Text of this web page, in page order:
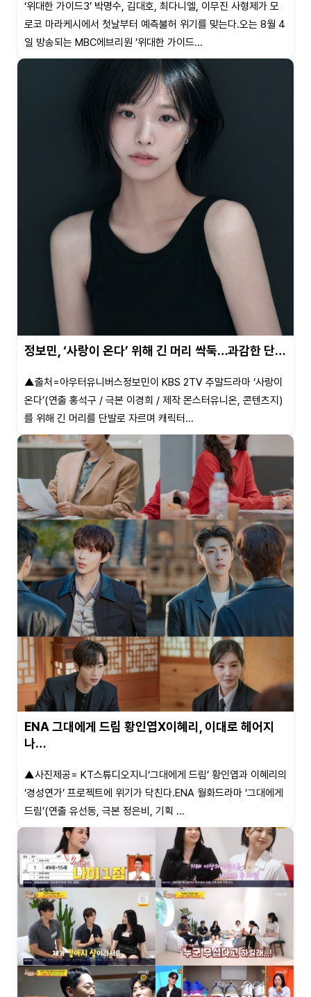
‘위대한 가이드3’ 박명수, 김대호, 최다니엘, 이무진 사형제가 모
로코 마라케시에서 첫날부터 예측불허 위기를 맞는다.오는 8월 4
일 방송되는 MBC에브리원 ’위대한 가이드...
정보민, ‘사랑이 온다’ 위해 긴 머리 싹둑…과감한 단…
▲출처=아우터유니버스정보민이 KBS 2TV 주말드라마 ‘사랑이
온다’(연출 홍석구 / 극본 이경희 / 제작 몬스터유니온, 콘텐츠지)
를 위해 긴 머리를 단발로 자르며 캐릭터...
ENA 그대에게 드림 황인엽X이혜리, 이대로 헤어지
나…
▲사진제공= KT스튜디오지니‘그대에게 드림’ 황인엽과 이혜리의
‘경성연가’ 프로젝트에 위기가 닥친다.ENA 월화드라마 ‘그대에게
드림’(연출 유선동, 극본 정은비, 기획 ...